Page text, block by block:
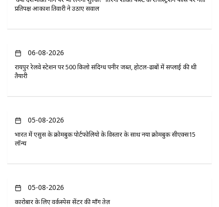
प्रतिपक्ष आकाश तिवारी ने उठाए सवाल
06-08-2026
रायपुर रेलवे स्टेशन पर 500 किलो संदिग्ध पनीर जब्त, होटल-ढाबों में सप्लाई की थी
तैयारी
05-08-2026
भारत में एसुस के क्रोमबुक पोर्टफोलियो के विस्तार के साथ नया क्रोमबुक सीएक्स15
लॉन्च
05-08-2026
कारोबार के लिए वर्कस्पेस सेंटर की माँग तेज़